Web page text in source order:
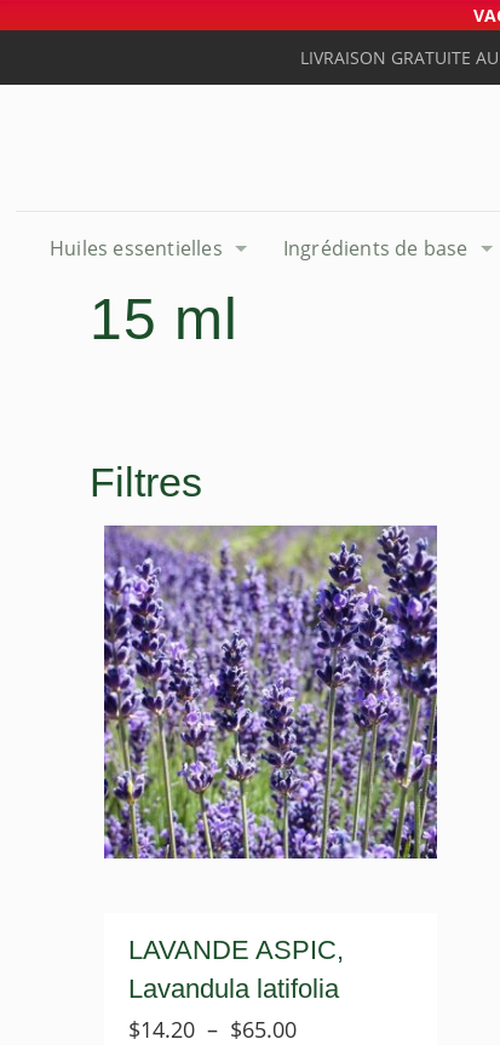
LIVRAISON GRATUITE
Huiles essentielles Ingrédients de base
15 ml
Filtres
LAVANDE ASPIC,
Lavandula latifolia
$14.20 – $65.00Plage